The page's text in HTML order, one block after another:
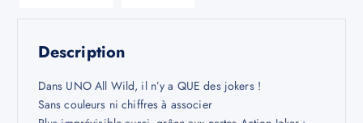
Description
Dans UNO All Wild, il n’y a QUE des jokers !
Sans couleurs ni chiffres à associer